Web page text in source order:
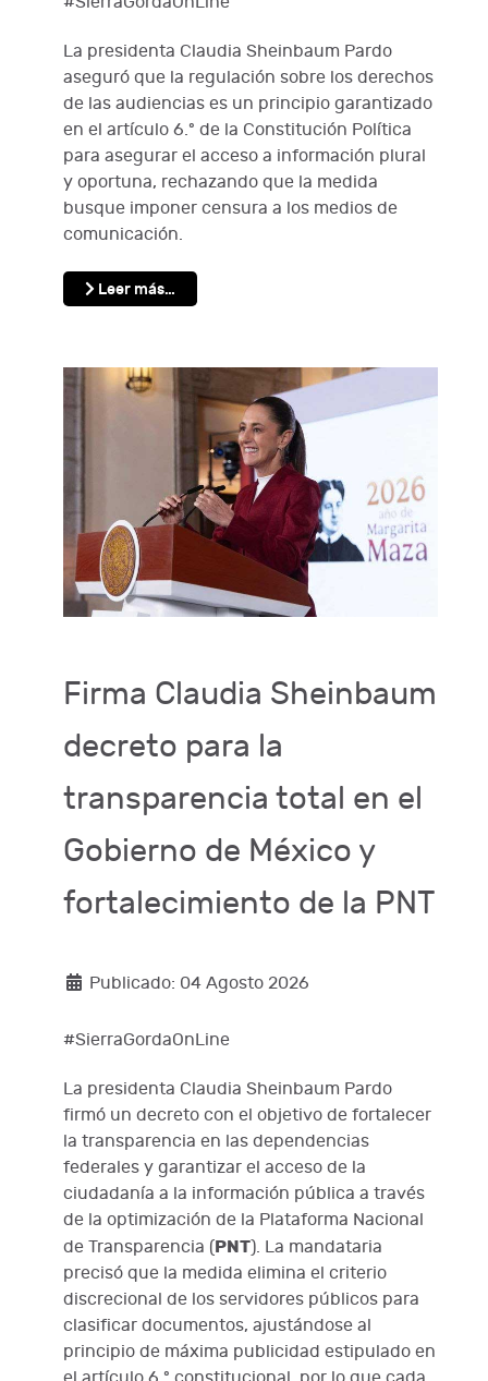
La presidenta Claudia Sheinbaum Pardo
aseguró que la regulación sobre los derechos
de las audiencias es un principio garantizado
en el artículo 6.º de la Constitución Política
para asegurar el acceso a información plural
y oportuna, rechazando que la medida
busque imponer censura a los medios de
comunicación.
Leer más…
Firma Claudia Sheinbaum
decreto para la
transparencia total en el
Gobierno de México y
fortalecimiento de la PNT
Publicado: 04 Agosto 2026
#SierraGordaOnLine
La presidenta Claudia Sheinbaum Pardo
firmó un decreto con el objetivo de fortalecer
la transparencia en las dependencias
federales y garantizar el acceso de la
ciudadanía a la información pública a través
de la optimización de la Plataforma Nacional
de Transparencia (PNT). La mandataria
precisó que la medida elimina el criterio
discrecional de los servidores públicos para
clasificar documentos, ajustándose al
principio de máxima publicidad estipulado en